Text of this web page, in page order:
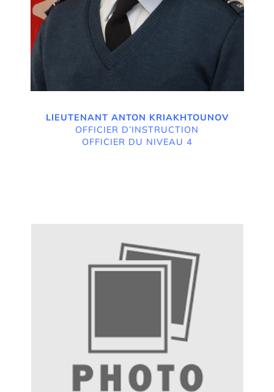
LIEUTENANT ANTON KRIAKHTOUNOV
OFFICIER D’INSTRUCTION
OFFICIER DU NIVEAU 4